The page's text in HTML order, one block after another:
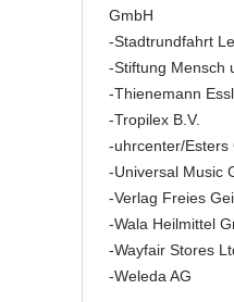
GmbH
-Stadtrundfahrt
-Stiftung Mensch
-Thienemann
-Tropilex B.V.
-uhrcenter/Esters
-Universal Music
-Verlag Freies
-Wala Heilmittel
-Wayfair Stores
-Weleda AG